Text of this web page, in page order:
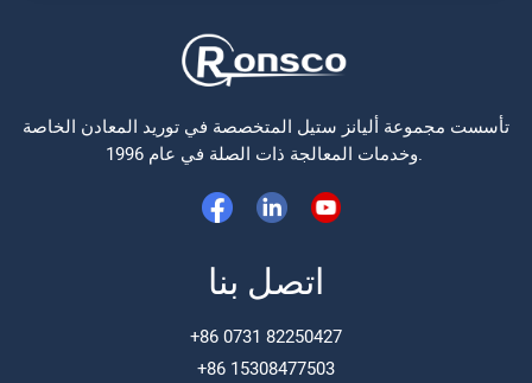
تأسست مجموعة أليانز ستيل المتخصصة في توريد المعادن الخاصة
وخدمات المعالجة ذات الصلة في عام 1996.
اتصل بنا
+86 0731 82250427
+86 15308477503